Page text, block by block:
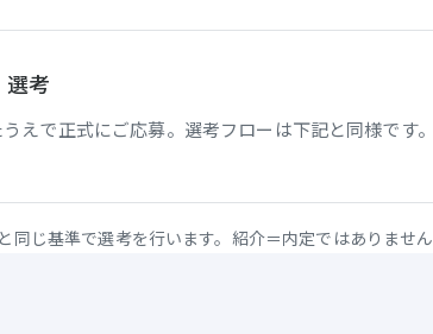
選考
えで正式にご応募。選考フローは下記と同様です。
じ基準で選考を行います。紹介＝内定ではありません